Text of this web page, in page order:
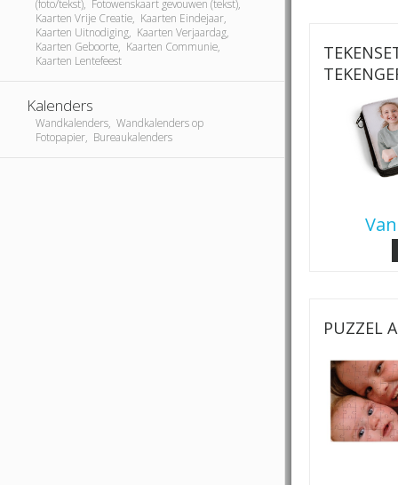
(foto/tekst), Fotowenskaart gevouwen (tekst),
Kaarten Vrije Creatie, Kaarten Eindejaar,
Kaarten Uitnodiging, Kaarten Verjaardag,
Kaarten Geboorte, Kaarten Communie,
Kaarten Lentefeest
Kalenders
Wandkalenders, Wandkalenders op
Fotopapier, Bureaukalenders
PUZZEL